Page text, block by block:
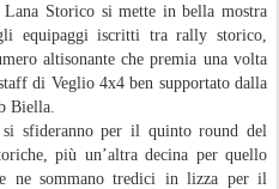
Storico si mette in bella mostra
equipaggi iscritti tra rally storico,
altisonante che premia una volta
di Veglio 4x4 ben supportato dalla
Biella.
sfideranno per il quinto round del
più un’altra decina per quello
ne sommano tredici in lizza per il